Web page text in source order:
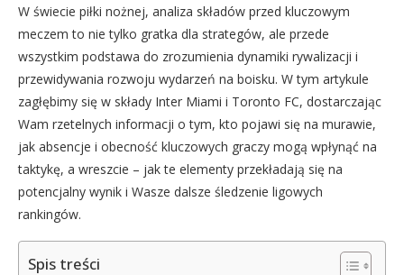
W świecie piłki nożnej, analiza składów przed kluczowym
meczem to nie tylko gratka dla strategów, ale przede
wszystkim podstawa do zrozumienia dynamiki rywalizacji i
przewidywania rozwoju wydarzeń na boisku. W tym artykule
zagłębimy się w składy Inter Miami i Toronto FC, dostarczając
Wam rzetelnych informacji o tym, kto pojawi się na murawie,
jak absencje i obecność kluczowych graczy mogą wpłynąć na
taktykę, a wreszcie – jak te elementy przekładają się na
potencjalny wynik i Wasze dalsze śledzenie ligowych
rankingów.
Spis treści